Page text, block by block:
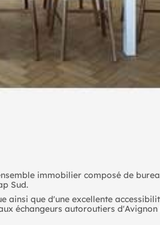
immobilier composé de
Sud.
que d'une excellente
échangeurs autoroutiers